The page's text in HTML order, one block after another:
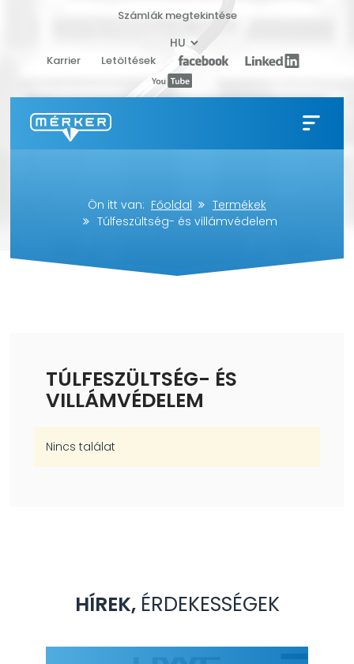
Számlák megtekintése
Karrier Letöltések
Ön itt van: Főoldal
Termékek
Túlfeszültség- és villámvédelem
TÚLFESZÜLTSÉG- ÉS
VILLÁMVÉDELEM
Nincs találat
HÍREK, ÉRDEKESSÉGEK